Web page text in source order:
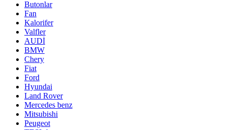
Butonlar
Fan
Kalorifer
Valfler
AUDİ
BMW
Chery
Fiat
Ford
Hyundai
Land Rover
Mercedes benz
Mitsubishi
Peugeot